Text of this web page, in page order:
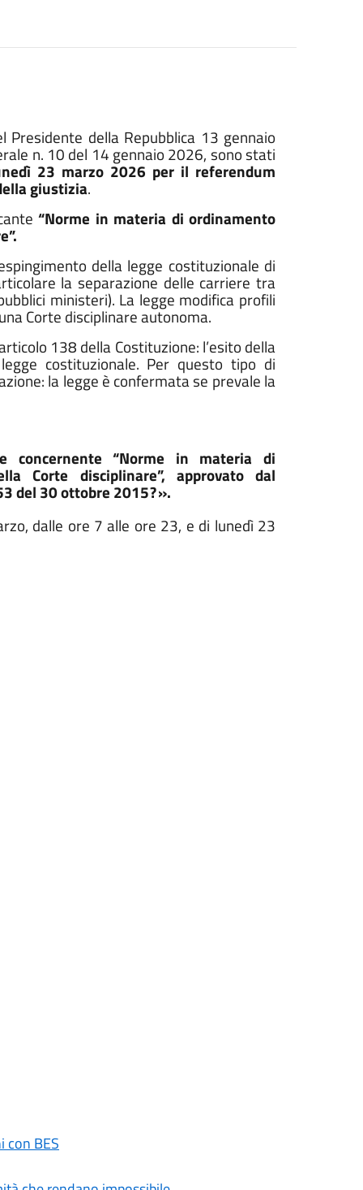
della Repubblica 13 gennaio
n. 10 del 14 gennaio 2026, sono stati
23 marzo 2026 per il referendum
giustizia.
“Norme in materia di ordinamento
della legge costituzionale di
la separazione delle carriere tra
ministeri). La legge modifica profili
Corte disciplinare autonoma.
138 della Costituzione: l’esito della
costituzionale. Per questo tipo di
la legge è confermata se prevale la
concernente “Norme in materia di
Corte disciplinare”, approvato dal
del 30 ottobre 2015?».
dalle ore 7 alle ore 23, e di lunedì 23
con BES